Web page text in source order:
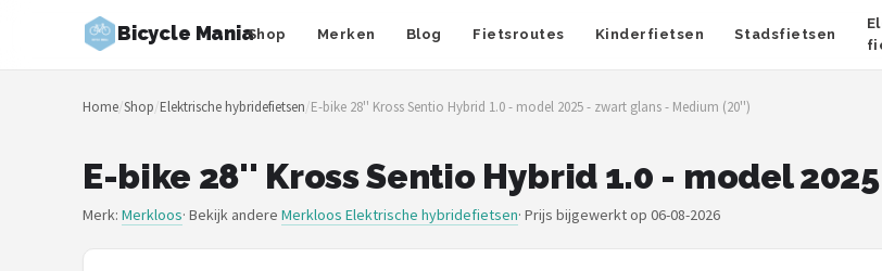
Bicycle ManiaShop Merken Blog Fietsroutes Kinderfietsen Stadsfietsen
Zoeken
NAVIGATIE
Merken
Home/Shop/Elektrische hybridefietsen/E-bike 28'' Kross Sentio Hybrid 1.0 - model 2025 - zwart glans - Medium (20'')
E-bike 28'' Kross Sentio Hybrid 1.0 - model
Merk: Merkloos· Bekijk andere Merkloos Elektrische hybridefietsen· Prijs bijgewerkt op 06-08-2026